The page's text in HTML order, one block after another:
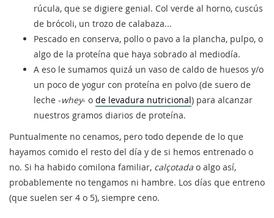
rúcula, que se digiere genial. Col verde al horno, cuscús
de brócoli, un trozo de calabaza...
Pescado en conserva, pollo o pavo a la plancha, pulpo, o
algo de la proteína que haya sobrado al mediodía.
A eso le sumamos quizá un vaso de caldo de huesos y/o
un poco de yogur con proteína en polvo (de suero de
leche -whey- o de levadura nutricional) para alcanzar
nuestros gramos diarios de proteína.
Puntualmente no cenamos, pero todo depende de lo que
hayamos comido el resto del día y de si hemos entrenado o
no. Si ha habido comilona familiar, calçotada o algo así,
probablemente no tengamos ni hambre. Los días que entreno
(que suelen ser 4 o 5), siempre ceno.